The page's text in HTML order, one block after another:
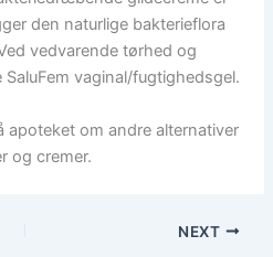
den naturlige bakterieflora
vedvarende tørhed og
vaginal/fugtighedsgel.
apoteket om andre alternativer
og cremer.
NEXT